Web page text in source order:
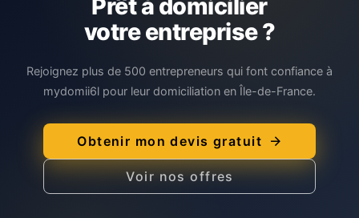
Prêt à domicilier
votre entreprise ?
Rejoignez plus de 500 entrepreneurs qui font confiance à
mydomii6l pour leur domiciliation en Île-de-France.
Obtenir mon devis gratuit
Voir nos offres